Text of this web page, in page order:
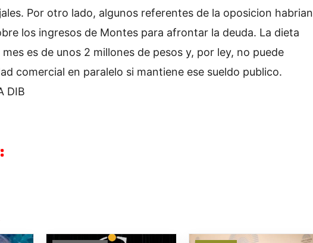
Por otro lado, algunos referentes de la oposicion habrian
los ingresos de Montes para afrontar la deuda. La dieta
es de unos 2 millones de pesos y, por ley, no puede
comercial en paralelo si mantiene ese sueldo publico.
DIB